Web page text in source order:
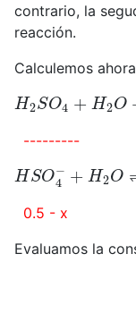
contrario, la
reacción.
Calculemos
H2 S O H2 O→
HSO4 H2 O
0.5 -
Evaluamos la